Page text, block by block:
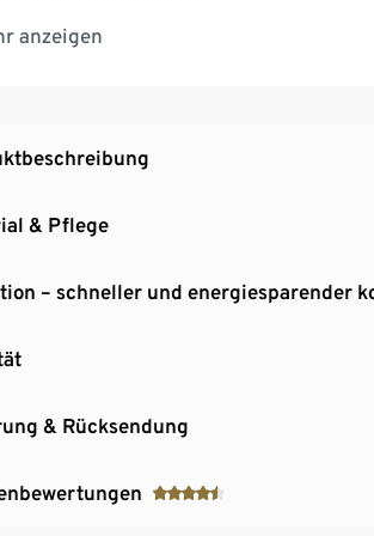
anzeigen
aus Versiegelung und
& Pflege
– schneller und energiesparender
& Rücksendung